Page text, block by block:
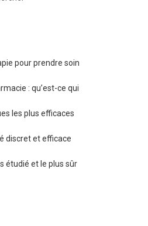
pour prendre soin
: qu’est-ce qui
les plus efficaces
discret et efficace
étudié et le plus sûr